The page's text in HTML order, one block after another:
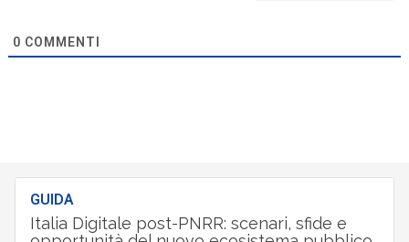
0 COMMENTI
GUIDA
Italia Digitale post-PNRR: scenari, sfide e